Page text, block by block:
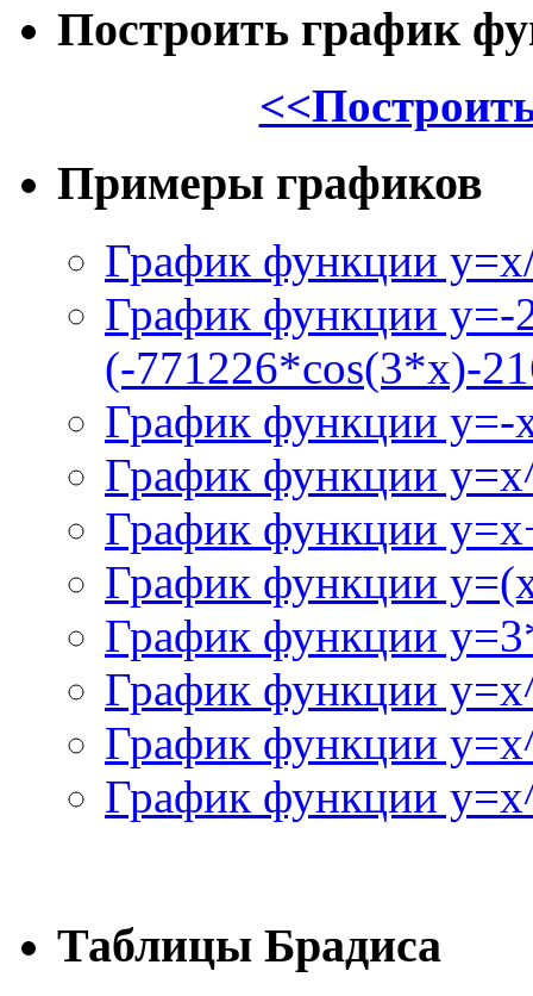
Построить график
Примеры графиков
График функции
График функции y=-
(-771226*cos(3*x)-
График функции
График функции
График функции
График функции
График функции
График функции
График функции
График функции
Таблицы Брадиса